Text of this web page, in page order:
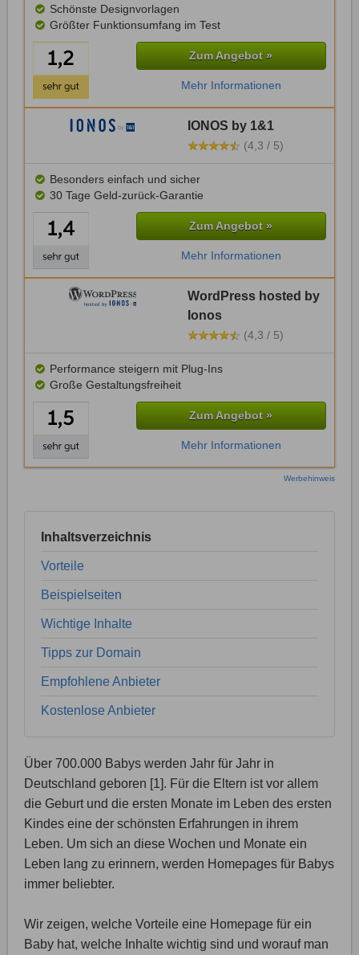
Schönste Designvorlagen
Größter Funktionsumfang im Test
Zum Angebot »
Mehr Informationen
IONOS by 1&1
(4,3 / 5)
Besonders einfach und sicher
30 Tage Geld-zurück-Garantie
Zum Angebot »
Mehr Informationen
WordPress hosted by
Ionos
(4,3 / 5)
Performance steigern mit Plug-Ins
Große Gestaltungsfreiheit
Zum Angebot »
Mehr Informationen
Werbehinweis
Inhaltsverzeichnis
Vorteile
Beispielseiten
Wichtige Inhalte
Tipps zur Domain
Empfohlene Anbieter
Kostenlose Anbieter
Über 700.000 Babys werden Jahr für Jahr in
Deutschland geboren [1]. Für die Eltern ist vor allem
die Geburt und die ersten Monate im Leben des ersten
Kindes eine der schönsten Erfahrungen in ihrem
Leben. Um sich an diese Wochen und Monate ein
Leben lang zu erinnern, werden Homepages für Babys
immer beliebter.
Wir zeigen, welche Vorteile eine Homepage für ein
Baby hat, welche Inhalte wichtig sind und worauf man